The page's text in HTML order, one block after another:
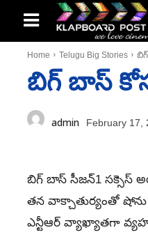
Home Telugu Big Stories
బిగ్ బాస్
admin February 17,
బిగ్ బాస్ సీజన్1 సక్సెస్
తన వాక్చాతుర్యంతో షోను
ఎన్టీఆర్ వ్యాఖ్యాతగా